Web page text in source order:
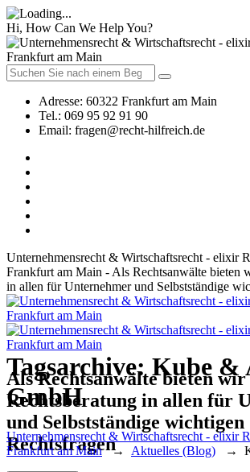
Hi, How Can We Help You?
Adresse: 60322 Frankfurt am Main
Tel.: 069 95 92 91 90
Email: fragen@recht-hilfreich.de
Unternehmensrecht & Wirtschaftsrecht - elixir
Frankfurt am Main - Als Rechtsanwälte bieten
in allen für Unternehmer und Selbstständige
Als Rechtsanwälte bieten wir
Rechtsberatung in allen für
und Selbstständige wichtigen
Rechtsfragen
Tagsarchive:Kube &
GmbH
Unternehmensrecht & Wirtschaftsrecht - elixir
Frankfurt am Main → Aktuelles (Blog) →